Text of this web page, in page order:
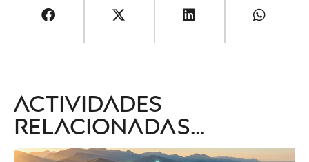
Actividades
relacionadas...